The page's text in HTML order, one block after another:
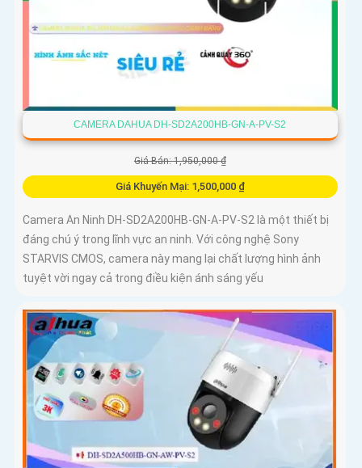
CAMERA DAHUA DH-SD2A200HB-GN-A-PV-S2
Giá Bán: 1,950,000 ₫
Giá Khuyến Mại: 1,500,000 ₫
Camera An Ninh DH-SD2A200HB-GN-A-PV-S2 là một thiết bị
đáng chú ý trong lĩnh vực an ninh. Với công nghệ Sony
STARVIS CMOS, camera này mang lại chất lượng hình ảnh
tuyệt vời ngay cả trong điều kiện ánh sáng yếu